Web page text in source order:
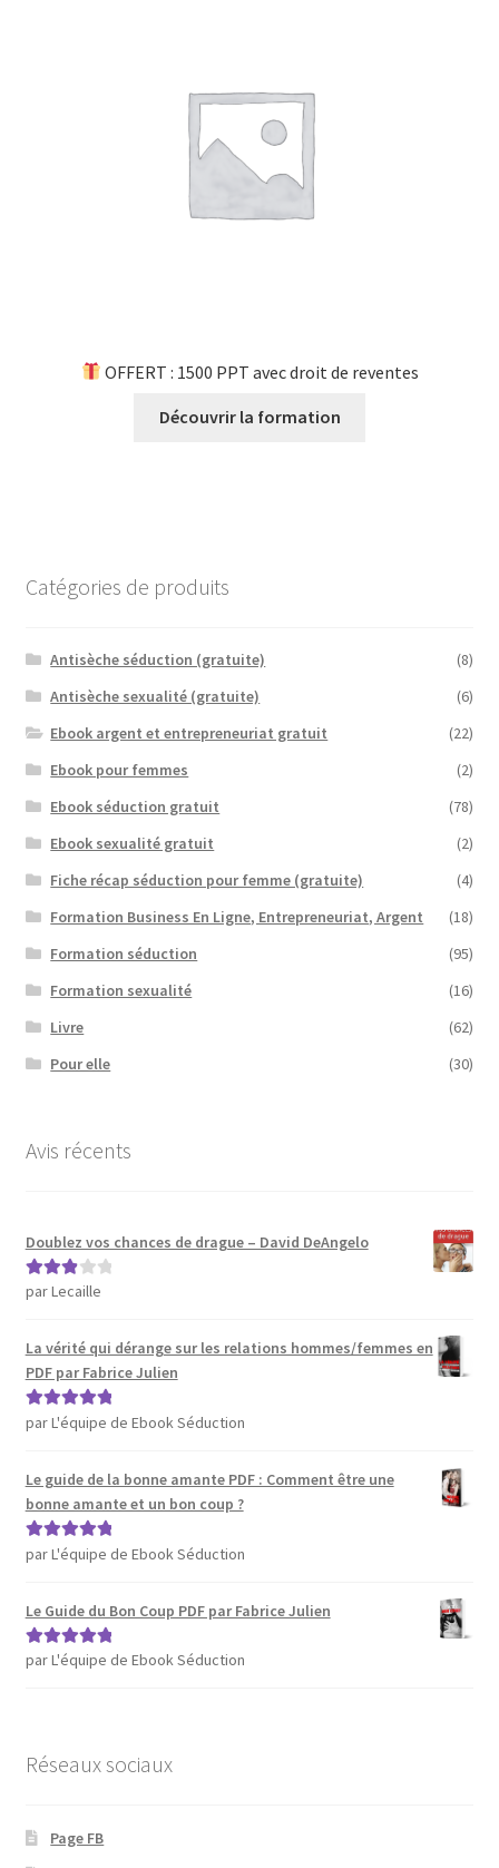
OFFERT : 1500 PPT avec droit de reventes
Découvrir la formation
Catégories de produits
Antisèche séduction (gratuite)
(8)
Antisèche sexualité (gratuite)
(6)
Ebook argent et entrepreneuriat gratuit
(22)
Ebook pour femmes
(2)
Ebook séduction gratuit
(78)
Ebook sexualité gratuit
(2)
Fiche récap séduction pour femme (gratuite)
(4)
Formation Business En Ligne, Entrepreneuriat, Argent
(18)
Formation séduction
(95)
Formation sexualité
(16)
Livre
(62)
Pour elle
(30)
Avis récents
Doublez vos chances de drague – David DeAngelo
Note3
par Lecaille
La vérité qui dérange sur les relations hommes/femmes en
PDF par Fabrice Julien
Note5sur 5
par L'équipe de Ebook Séduction
Le guide de la bonne amante PDF : Comment être une
bonne amante et un bon coup ?
Note5sur 5
par L'équipe de Ebook Séduction
Le Guide du Bon Coup PDF par Fabrice Julien
Note5sur 5
par L'équipe de Ebook Séduction
Réseaux sociaux
Page FB